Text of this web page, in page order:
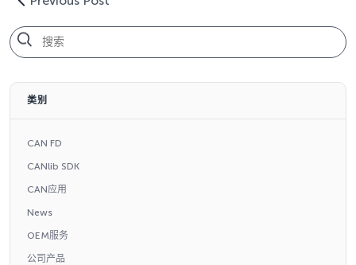
类别
CAN FD
CANlib SDK
CAN应用
News
OEM服务
公司产品